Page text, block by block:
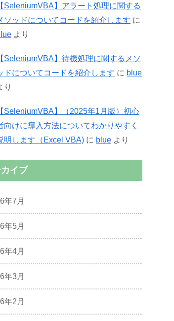
【SeleniumVBA】アラート処理に関する
ソッドについてコードを紹介します に
より
【SeleniumVBA】待機処理に関するメソ
ドについてコードを紹介します に blue
り
【SeleniumVBA】（2025年1月版）初心
向けに導入方法についてわかりやすく
明します（Excel VBA) に blue より
イブ
年7月
年5月
年4月
年3月
年2月